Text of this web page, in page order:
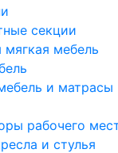
секции
мягкая мебель
и матрасы
рабочего
и стулья